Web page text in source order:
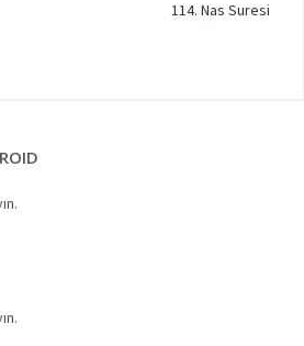
114. Nas Suresi